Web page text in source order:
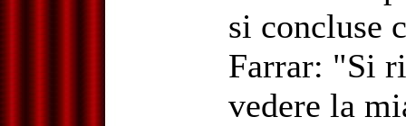
si concluse
Farrar: "Si
vedere la